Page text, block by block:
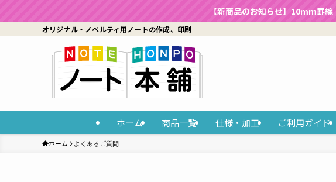
【新商品のお知らせ】10mm罫
オリジナル・ノベルティ用ノートの作成、印刷
ホーム 商品一覧 仕様・加工 ご利用ガイド
ホーム よくあるご質問